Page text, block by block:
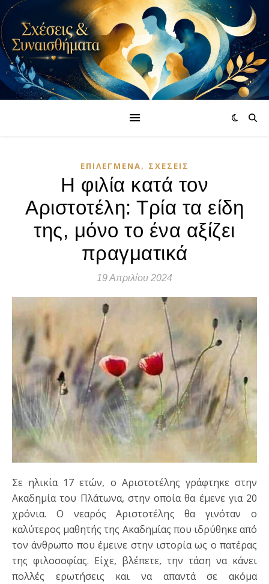
ΕΠΙΛΕΓΜΈΝΑ, ΣΧΈΣΕΙΣ
Η φιλία κατά τον
Αριστοτέλη: Τρία τα είδη
της, μόνο το ένα αξίζει
πραγματικά
19 Απριλίου 2024
Σε ηλικία 17 ετών, ο Αριστοτέλης γράφτηκε στην
Ακαδημία του Πλάτωνα, στην οποία θα έμενε για 20
χρόνια. Ο νεαρός Αριστοτέλης θα γινόταν ο
καλύτερος μαθητής της Ακαδημίας που ιδρύθηκε από
τον άνθρωπο που έμεινε στην ιστορία ως ο πατέρας
της φιλοσοφίας. Είχε, βλέπετε, την τάση να κάνει
πολλές ερωτήσεις και να απαντά σε ακόμα